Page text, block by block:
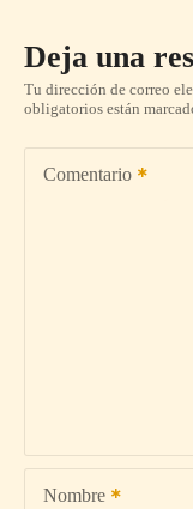
Deja una
Tu dirección de correo
obligatorios están
Comentario
Nombre